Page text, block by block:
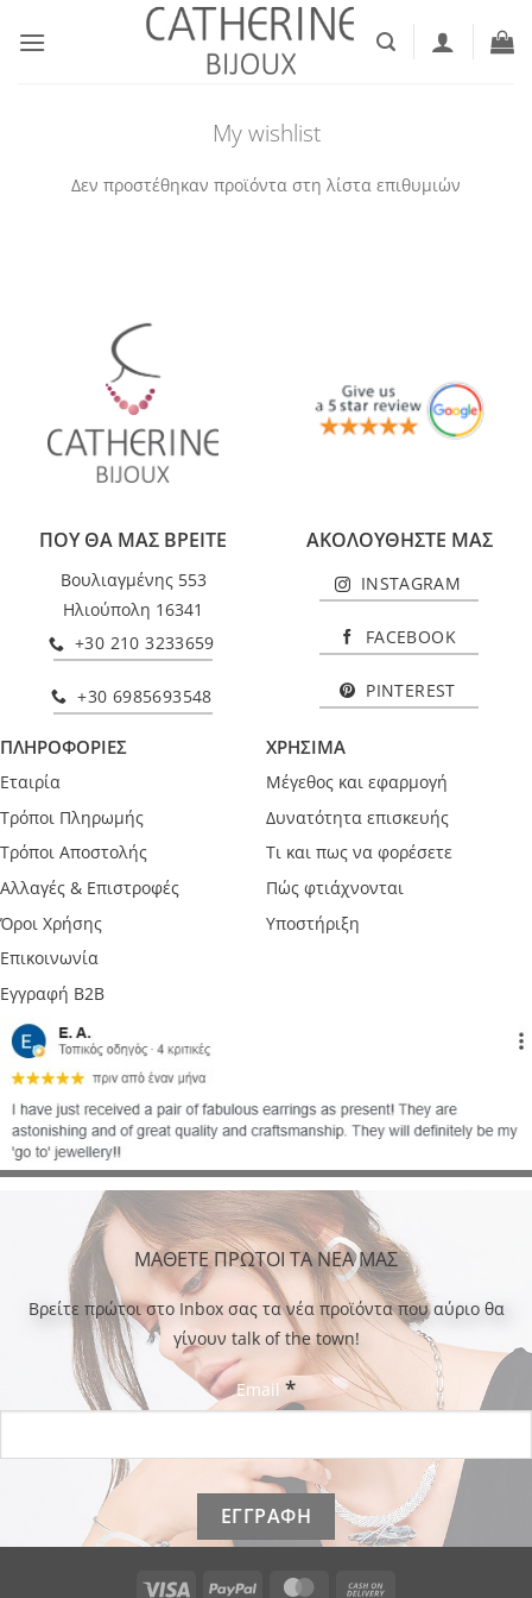
στο
My wishlist
Δεν προστέθηκαν προϊόντα στη λίστα επιθυμιών
ΠΟΥ ΘΑ ΜΑΣ ΒΡΕΙΤΕ
Βουλιαγμένης 553
Ηλιούπολη 16341
+30 210 3233659
+30 6985693548
ΑΚΟΛΟΥΘΗΣΤΕ ΜΑΣ
INSTAGRAM
FACEBOOK
PINTEREST
ΠΛΗΡΟΦΟΡΙΕΣ
Εταιρία
Τρόποι Πληρωμής
Τρόποι Αποστολής
Αλλαγές & Επιστροφές
Όροι Χρήσης
Επικοινωνία
Εγγραφή B2B
ΧΡΗΣΙΜΑ
Μέγεθος και εφαρμογή
Δυνατότητα επισκευής
Τι και πως να φορέσετε
Πώς φτιάχνονται
Υποστήριξη
ΜΑΘΕΤΕ ΠΡΩΤΟΙ ΤΑ ΝΕΑ ΜΑΣ
Bρείτε πρώτοι στο Inbox σας τα νέα προϊόντα που αύριο θα
γίνουν talk of the town!
Email *
Visa PayPal MasterCard